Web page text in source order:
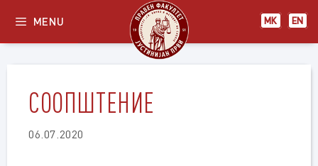
content
МК EN
MENU
СООПШТЕНИЕ
06.07.2020